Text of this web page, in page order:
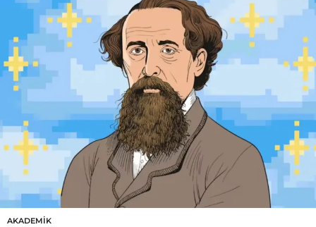
AKADEMIK